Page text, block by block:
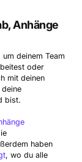
Anhänge
um deinem Team
oder
mit deinen
bist.
haben
, wo du alle